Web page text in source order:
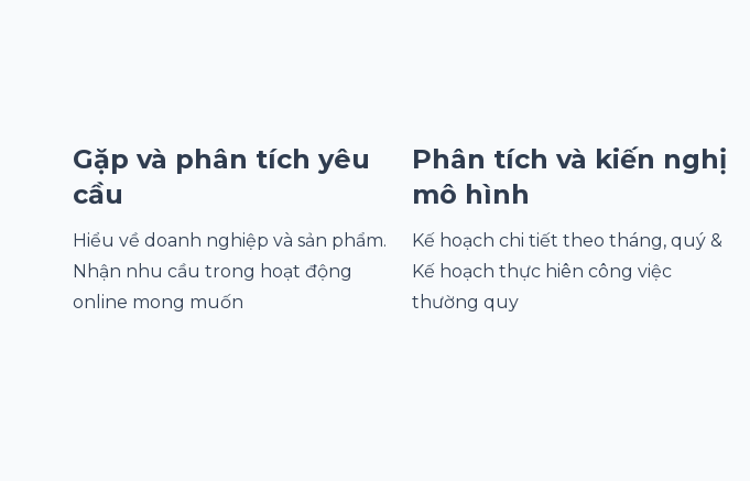
Gặp và phân tích yêu
cầu
Hiểu về doanh nghiệp và sản phẩm.
Nhận nhu cầu trong hoạt động
online mong muốn
Phân tích và kiến nghị
mô hình
Kế hoạch chi tiết theo tháng, quý &
Kế hoạch thực hiên công việc
thường quy